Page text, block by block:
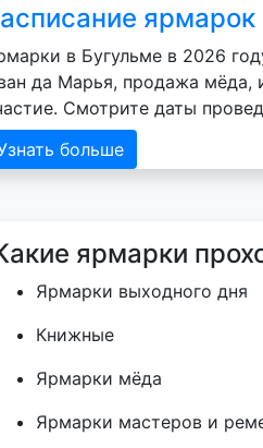
ярмарок
в Бугульме в 2026
да Марья, продажа мёда,
Смотрите даты
больше
ярмарки
Ярмарки выходного дня
Книжные
Ярмарки мёда
Ярмарки мастеров и